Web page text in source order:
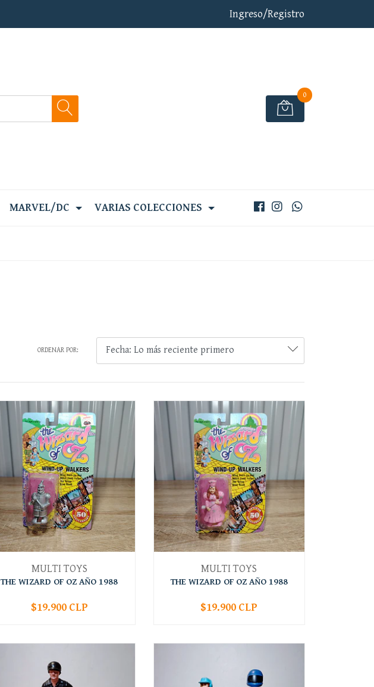
Ingreso/Registro
0
MARVEL/DC VARIAS COLECCIONES
ORDENAR POR:
MULTI TOYS
THE WIZARD OF OZ AÑO 1988
+
$19.900 CLP
MULTI TOYS
THE WIZARD OF OZ AÑO 1988
+
$19.900 CLP